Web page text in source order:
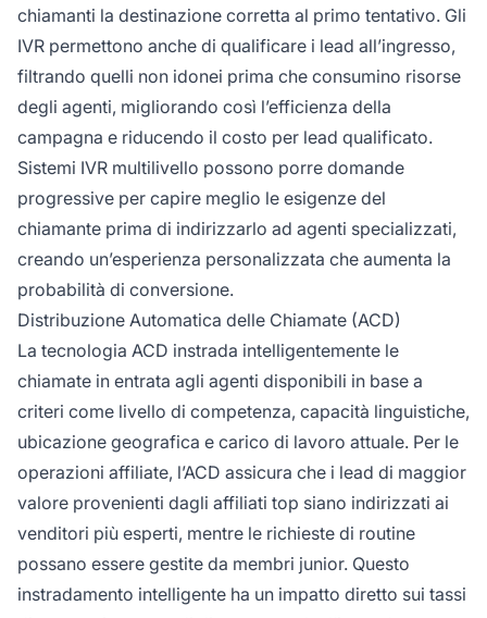
chiamanti la destinazione corretta al primo tentativo. Gli
IVR permettono anche di qualificare i lead all’ingresso,
filtrando quelli non idonei prima che consumino risorse
degli agenti, migliorando così l’efficienza della
campagna e riducendo il costo per lead qualificato.
Sistemi IVR multilivello possono porre domande
progressive per capire meglio le esigenze del
chiamante prima di indirizzarlo ad agenti specializzati,
creando un’esperienza personalizzata che aumenta la
probabilità di conversione.
Distribuzione Automatica delle Chiamate (ACD)
La tecnologia ACD instrada intelligentemente le
chiamate in entrata agli agenti disponibili in base a
criteri come livello di competenza, capacità linguistiche,
ubicazione geografica e carico di lavoro attuale. Per le
operazioni affiliate, l’ACD assicura che i lead di maggior
valore provenienti dagli affiliati top siano indirizzati ai
venditori più esperti, mentre le richieste di routine
possano essere gestite da membri junior. Questo
instradamento intelligente ha un impatto diretto sui tassi